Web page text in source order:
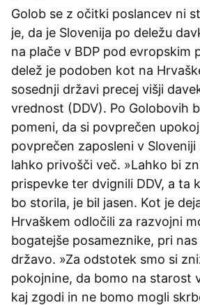
Golob se z očitki poslancev ni
je, da je Slovenija po deležu
na plače v BDP pod evropskim
delež je podoben kot na
sosednji državi precej višji
vrednost (DDV). Po Golobovih
pomeni, da si povprečen
povprečen zaposleni v
lahko privošči več. »Lahko bi
prispevke ter dvignili DDV, a ta
bo storila, je bil jasen. Kot je
Hrvaškem odločili za razvojni
bogatejše posameznike, pri
državo. »Za odstotek smo si
pokojnine, da bomo na starost
kaj zgodi in ne bomo mogli